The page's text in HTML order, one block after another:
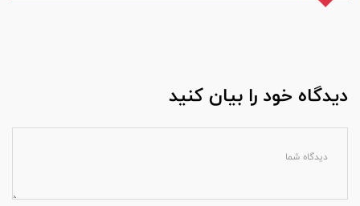
دیدگاه خود را بیان کنید